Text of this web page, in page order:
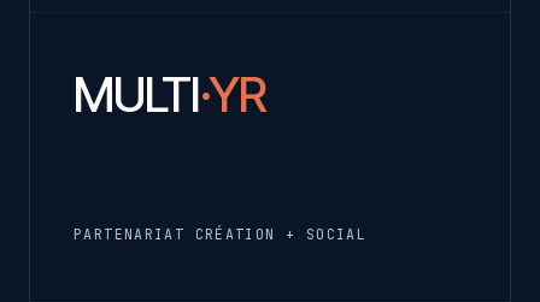
MULTI·YR
PARTENARIAT CRÉATION + SOCIAL